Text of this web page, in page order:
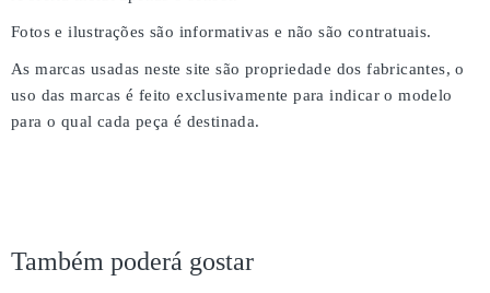
Fotos e ilustrações são informativas e não são contratuais.
As marcas usadas neste site são propriedade dos fabricantes, o
uso das marcas é feito exclusivamente para indicar o modelo
para o qual cada peça é destinada.
Também poderá gostar